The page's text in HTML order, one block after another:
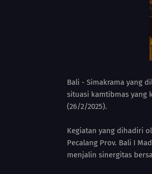
Bali - Simakrama yang
situasi kamtibmas yang
(26/2/2025).
Kegiatan yang dihadiri
Pecalang Prov. Bali I
menjalin sinergitas